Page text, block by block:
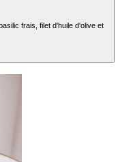
frais, filet d'huile d'olive et